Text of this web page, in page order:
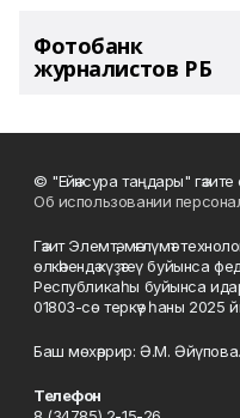
Фотобанк
журналистов РБ
© "Ейәнсура таңдары"
Об использовании
Гәзит Элемтә, мәғлүмәт
өлкәһендә күҙәтеү буйынса
Республикаһы буйынса
01803-сө теркәү һаны 2025
Баш мөхәррир: Ә.М. Әйүпова.
Телефон